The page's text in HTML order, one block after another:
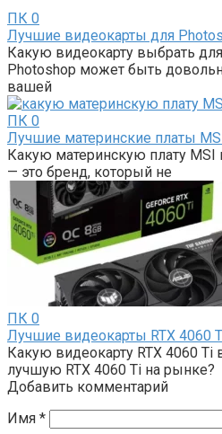
ПК 0
Лучшие видеокарты для
Какую видеокарту выбрать
Photoshop может быть
вашей
ПК 0
Лучшие материнские платы
Какую материнскую плату MSI
— это бренд, который не
ПК 0
Лучшие видеокарты RTX 4060
Какую видеокарту RTX 4060
лучшую RTX 4060 Ti на рынке?
Добавить комментарий
Имя *